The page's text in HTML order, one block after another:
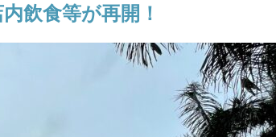
飲食等が再開！